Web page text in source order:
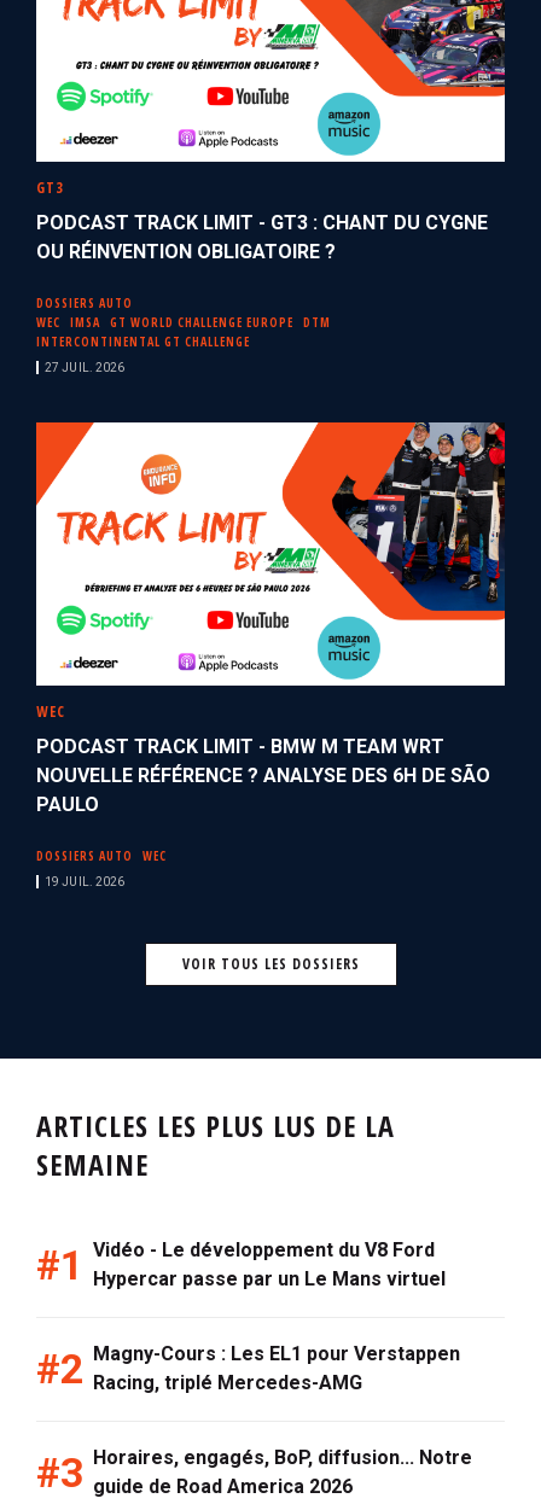
GT3
PODCAST TRACK LIMIT - GT3 : CHANT DU CYGNE
OU RÉINVENTION OBLIGATOIRE ?
DOSSIERS AUTO
WEC
IMSA GT WORLD CHALLENGE EUROPE
DTM
INTERCONTINENTAL GT CHALLENGE
27 JUIL. 2026
WEC
PODCAST TRACK LIMIT - BMW M TEAM WRT
NOUVELLE RÉFÉRENCE ? ANALYSE DES 6H DE SÃO
PAULO
DOSSIERS AUTO WEC
19 JUIL. 2026
VOIR TOUS LES DOSSIERS
ARTICLES LES PLUS LUS DE LA
SEMAINE
Vidéo - Le développement du V8 Ford
Hypercar passe par un Le Mans virtuel
Magny-Cours : Les EL1 pour Verstappen
Racing, triplé Mercedes-AMG
Horaires, engagés, BoP, diffusion... Notre
guide de Road America 2026